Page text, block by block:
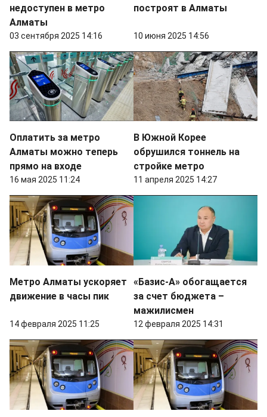
недоступен в метро
Алматы
03 сентября 2025 14:16
построят в Алматы
10 июня 2025 14:56
Оплатить за метро
Алматы можно теперь
прямо на входе
16 мая 2025 11:24
В Южной Корее
обрушился тоннель на
стройке метро
11 апреля 2025 14:27
Метро Алматы ускоряет
движение в часы пик
14 февраля 2025 11:25
«Базис-А» обогащается
за счет бюджета –
мажилисмен
12 февраля 2025 14:31